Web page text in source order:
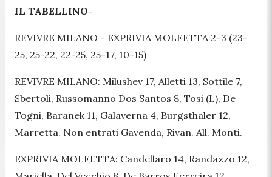
IL TABELLINO-
REVIVRE MILANO - EXPRIVIA MOLFETTA 2-3 (23-
25, 25-22, 22-25, 25-17, 10-15)
REVIVRE MILANO: Milushev 17, Alletti 13, Sottile 7,
Sbertoli, Russomanno Dos Santos 8, Tosi (L), De
Togni, Baranek 11, Galaverna 4, Burgsthaler 12,
Marretta. Non entrati Gavenda, Rivan. All. Monti.
EXPRIVIA MOLFETTA: Candellaro 14, Randazzo 12,